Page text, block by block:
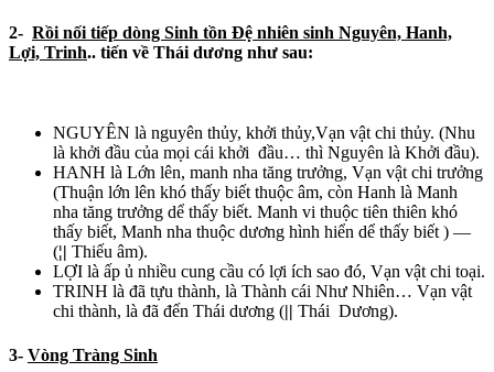
2- Rồi nối tiếp dòng Sinh tồn Đệ nhiên sinh Nguyên, Hanh,
Lợi, Trinh.. tiến về Thái dương như sau:
NGUYÊN là nguyên thủy, khởi thủy,Vạn vật chi thủy. (Nhu
là khởi đầu của mọi cái khởi đầu… thì Nguyên là Khởi đầu).
HANH là Lớn lên, manh nha tăng trưởng, Vạn vật chi trưởng
(Thuận lớn lên khó thấy biết thuộc âm, còn Hanh là Manh
nha tăng trưởng dể thấy biết. Manh vi thuộc tiên thiên khó
thấy biết, Manh nha thuộc dương hình hiển dể thấy biết ) —
(¦| Thiếu âm).
LỢI là ấp ủ nhiều cung cầu có lợi ích sao đó, Vạn vật chi toại.
TRINH là đã tựu thành, là Thành cái Như Nhiên… Vạn vật
chi thành, là đã đến Thái dương (|| Thái Dương).
3- Vòng Tràng Sinh